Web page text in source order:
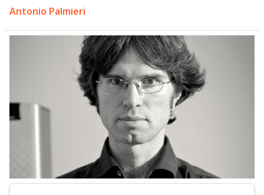
Antonio Palmieri